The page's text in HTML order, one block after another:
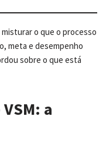
o que o processo
meta e desempenho
sobre o que está
a